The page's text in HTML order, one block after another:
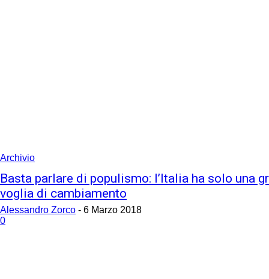
Archivio
Basta parlare di populismo: l’Italia ha solo una
voglia di cambiamento
Alessandro Zorco - 6 Marzo 2018
0